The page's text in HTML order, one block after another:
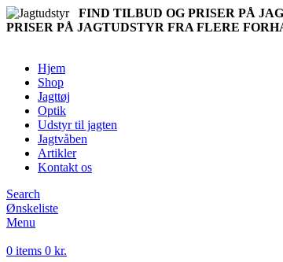
FIND TILBUD OG PRISER PÅ
PRISER PÅ JAGTUDSTYR FRA FLERE
Hjem
Shop
Jagttøj
Optik
Udstyr til jagten
Jagtvåben
Artikler
Kontakt os
Search
Ønskeliste
Menu
0 items 0 kr.